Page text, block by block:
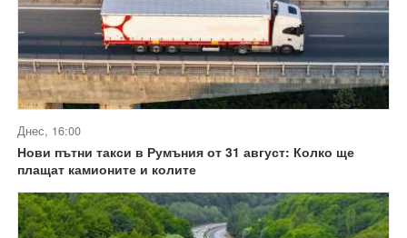
Днес, 16:00
Нови пътни такси в Румъния от 31 август: Колко ще
плащат камионите и колите